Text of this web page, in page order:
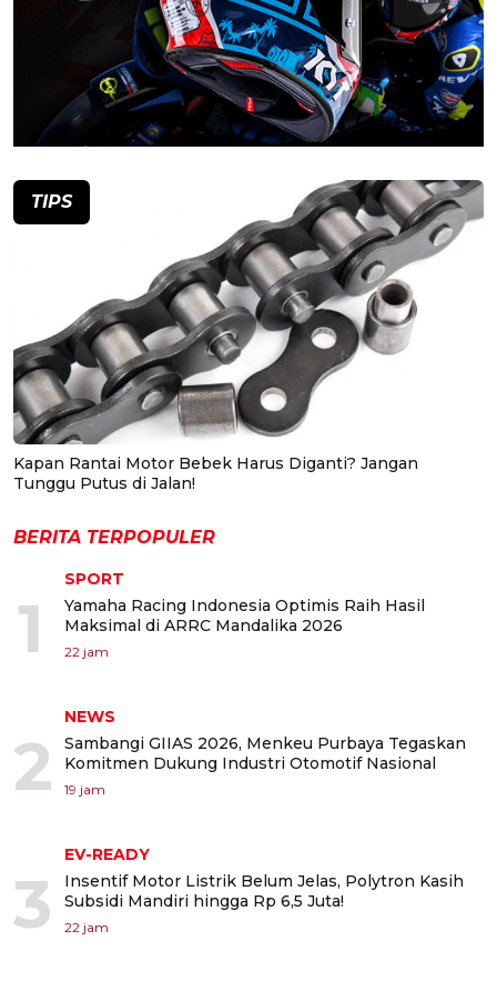
TIPS
Kapan Rantai Motor Bebek Harus Diganti? Jangan
Tunggu Putus di Jalan!
BERITA TERPOPULER
1
SPORT
Yamaha Racing Indonesia Optimis Raih Hasil
Maksimal di ARRC Mandalika 2026
22 jam
2
NEWS
Sambangi GIIAS 2026, Menkeu Purbaya Tegaskan
Komitmen Dukung Industri Otomotif Nasional
19 jam
3
EV-READY
Insentif Motor Listrik Belum Jelas, Polytron Kasih
Subsidi Mandiri hingga Rp 6,5 Juta!
22 jam